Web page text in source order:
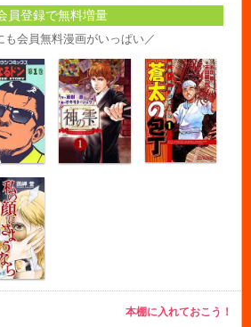
員登録で無料増量
も会員無料漫画がいっぱい／
本棚に入れておこう！